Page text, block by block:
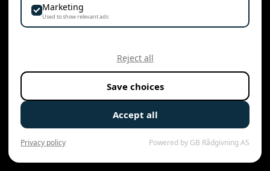
Marketing
Used to show relevant ads
Reject all
Save choices
Accept all
Privacy policy Powered by GB Rådgivning AS